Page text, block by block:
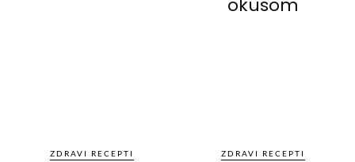
okusom
ZDRAVI RECEPTI ZDRAVI RECEPTI